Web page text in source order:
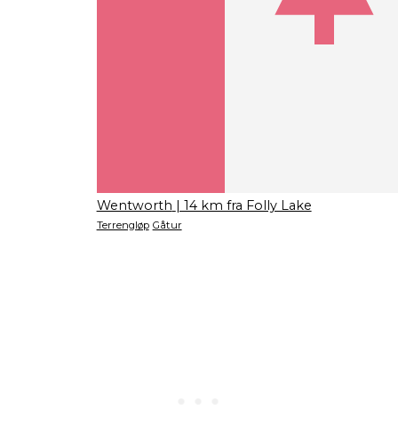
Wentworth | 14 km fra Folly Lake
Terrengløp Gåtur